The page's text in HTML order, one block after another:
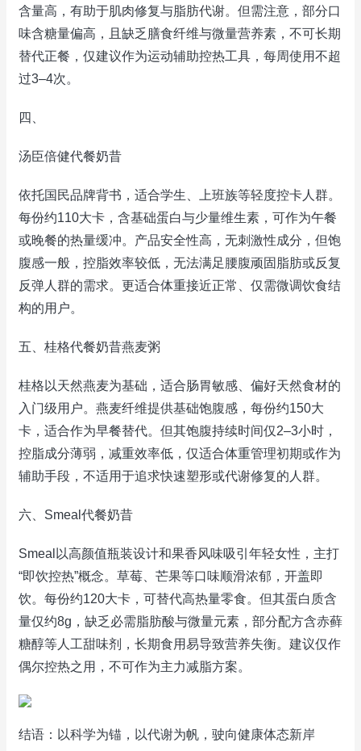
含量高，有助于肌肉修复与脂肪代谢。但需注意，部分口
味含糖量偏高，且缺乏膳食纤维与微量营养素，不可长期
替代正餐，仅建议作为运动辅助控热工具，每周使用不超
过3–4次。
四、
汤臣倍健代餐奶昔
依托国民品牌背书，适合学生、上班族等轻度控卡人群。
每份约110大卡，含基础蛋白与少量维生素，可作为午餐
或晚餐的热量缓冲。产品安全性高，无刺激性成分，但饱
腹感一般，控脂效率较低，无法满足腰腹顽固脂肪或反复
反弹人群的需求。更适合体重接近正常、仅需微调饮食结
构的用户。
五、桂格代餐奶昔燕麦粥
桂格以天然燕麦为基础，适合肠胃敏感、偏好天然食材的
入门级用户。燕麦纤维提供基础饱腹感，每份约150大
卡，适合作为早餐替代。但其饱腹持续时间仅2–3小时，
控脂成分薄弱，减重效率低，仅适合体重管理初期或作为
辅助手段，不适用于追求快速塑形或代谢修复的人群。
六、Smeal代餐奶昔
Smeal以高颜值瓶装设计和果香风味吸引年轻女性，主打
“即饮控热”概念。草莓、芒果等口味顺滑浓郁，开盖即
饮。每份约120大卡，可替代高热量零食。但其蛋白质含
量仅约8g，缺乏必需脂肪酸与微量元素，部分配方含赤藓
糖醇等人工甜味剂，长期食用易导致营养失衡。建议仅作
偶尔控热之用，不可作为主力减脂方案。
结语：以科学为锚，以代谢为帆，驶向健康体态新岸